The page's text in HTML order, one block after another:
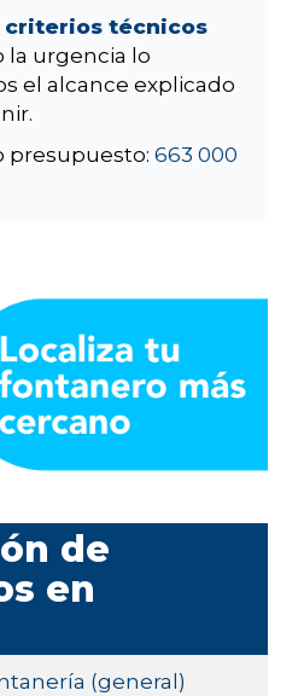
criterios técnicos
la urgencia lo
el alcance explicado
presupuesto: 663 000
de
en
(general)